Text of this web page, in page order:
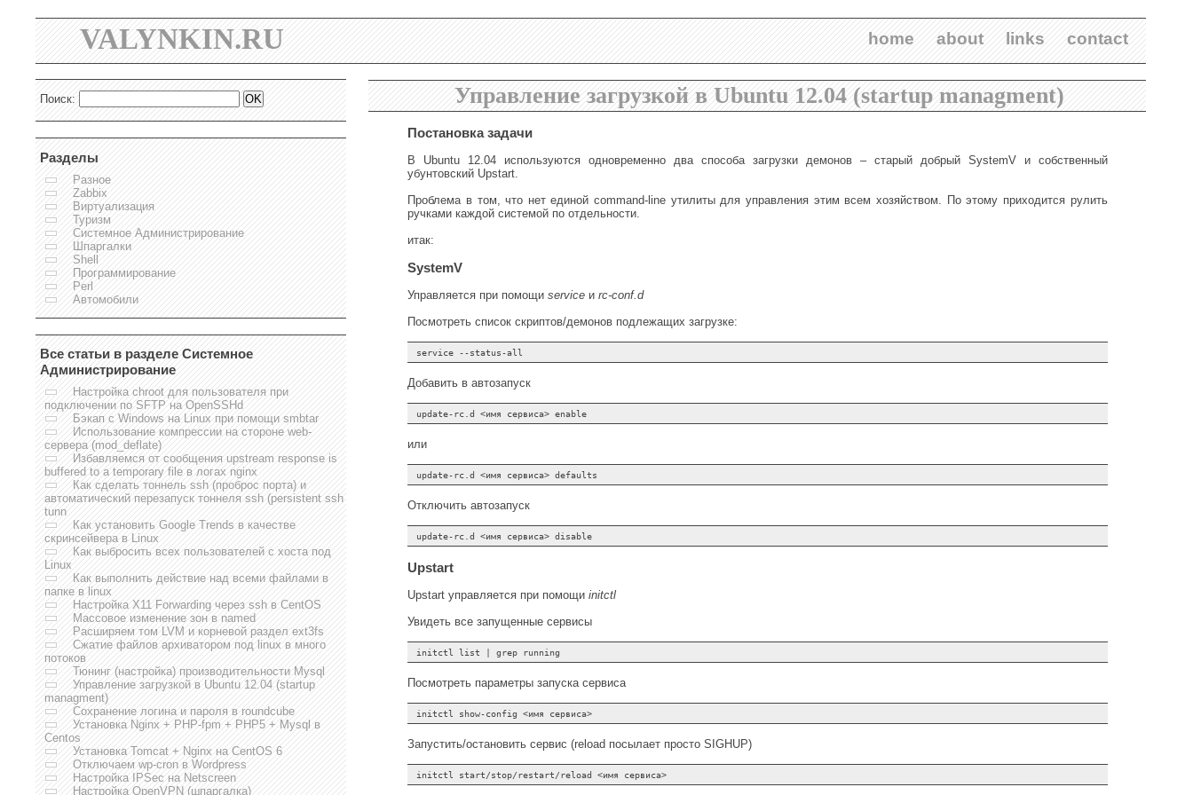
VALYNKIN.RU home about links contact
Поиск:
Разделы
Разное
Zabbix
Виртуализация
Туризм
Системное Администрирование
Шпаргалки
Shell
Программирование
Perl
Автомобили
Все статьи в разделе Системное
Администрирование
Настройка chroot для пользователя при
подключении по SFTP на OpenSSHd
Бэкап с Windows на Linux при помощи smbtar
Использование компрессии на стороне web-
сервера (mod_deflate)
Избавляемся от сообщения upstream response is
buffered to a temporary file в логах nginx
Как сделать тоннель ssh (проброс порта) и
автоматический перезапуск тоннеля ssh (persistent ssh
tunn
Как установить Google Trends в качестве
скринсейвера в Linux
Как выбросить всех пользователей с хоста под
Linux
Как выполнить действие над всеми файлами в
папке в linux
Настройка X11 Forwarding через ssh в CentOS
Массовое изменение зон в named
Расширяем том LVM и корневой раздел ext3fs
Сжатие файлов архиватором под linux в много
потоков
Тюнинг (настройка) производительности Mysql
Управление загрузкой в Ubuntu 12.04 (startup
managment)
Сохранение логина и пароля в roundcube
Установка Nginx + PHP-fpm + PHP5 + Mysql в
Centos
Установка Tomcat + Nginx на CentOS 6
Отключаем wp-cron в Wordpress
Настройка IPSec на Netscreen
Настройка OpenVPN (шпаргалка)
Управление загрузкой в Ubuntu 12.04 (startup managment)
Постановка задачи
В Ubuntu 12.04 используются одновременно два способа загрузки демонов – старый добрый SystemV и собственный
убунтовский Upstart.
Проблема в том, что нет единой command-line утилиты для управления этим всем хозяйством. По этому приходится рулить
ручками каждой системой по отдельности.
итак:
SystemV
Управляется при помощиservice иrc-conf.d
Посмотреть список скриптов/демонов подлежащих загрузке:
Добавить в автозапуск
или
Отключить автозапуск
Upstart
Upstart управляется при помощиinitctl
Увидеть все запущенные сервисы
Посмотреть параметры запуска сервиса
Запустить/остановить сервис (reload посылает просто SIGHUP)